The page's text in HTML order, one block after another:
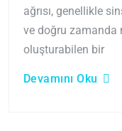
ağrısı, genellikle
ve doğru zamanda
oluşturabilen bir
Devamını Oku